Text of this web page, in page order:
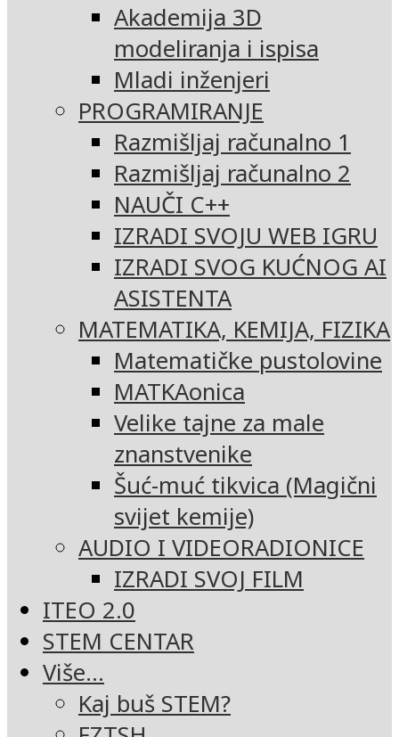
Akademija 3D
modeliranja i ispisa
Mladi inženjeri
PROGRAMIRANJE
Razmišljaj računalno 1
Razmišljaj računalno 2
NAUČI C++
IZRADI SVOJU WEB IGRU
IZRADI SVOG KUĆNOG AI
ASISTENTA
MATEMATIKA, KEMIJA, FIZIKA
Matematičke pustolovine
MATKAonica
Velike tajne za male
znanstvenike
Šuć-muć tikvica (Magični
svijet kemije)
AUDIO I VIDEORADIONICE
IZRADI SVOJ FILM
ITEO 2.0
STEM CENTAR
Više…
Kaj buš STEM?